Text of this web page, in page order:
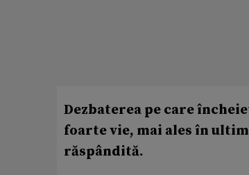
Dezbaterea pe care
foarte vie, mai ales în
răspândită.